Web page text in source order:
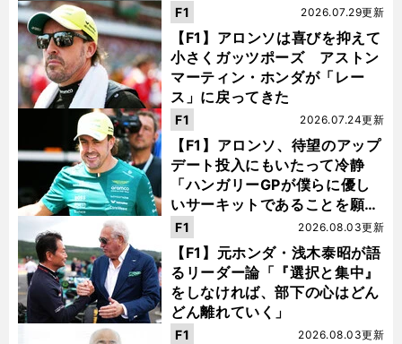
【F1】アロンソは喜びを抑えて
小さくガッツポーズ アストン
マーティン・ホンダが「レー
ス」に戻ってきた
2026.07.29更新
F1
【F1】アロンソ、待望のアップ
デート投入にもいたって冷静
「ハンガリーGPが僕らに優し
いサーキットであることを願
う」
2026.07.24更新
F1
【F1】元ホンダ・浅木泰昭が語
るリーダー論「『選択と集中』
をしなければ、部下の心はどん
どん離れていく」
2026.08.03更新
F1
2026.08.03更新
F1